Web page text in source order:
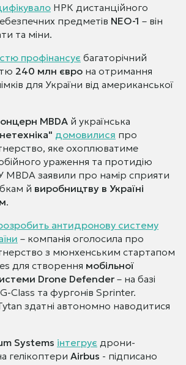
НРК дистанційного
предметів NEO-1 – він
та міни.
профінансує багаторічний
240 млн євро на отримання
для України від американської
MBDA й українська
домовилися про
яке охоплюватиме
ураження та протидію
MBDA заявили про намір сприяти
й виробництву в Україні
.
антидронову систему
– компанія оголосила про
з мюнхенським стартапом
для створення мобільної
Drone Defender – на базі
Class та фургонів Sprinter.
здатні автономно наводитися
Systems інтегрує дрони-
гелікоптери Airbus - підписано